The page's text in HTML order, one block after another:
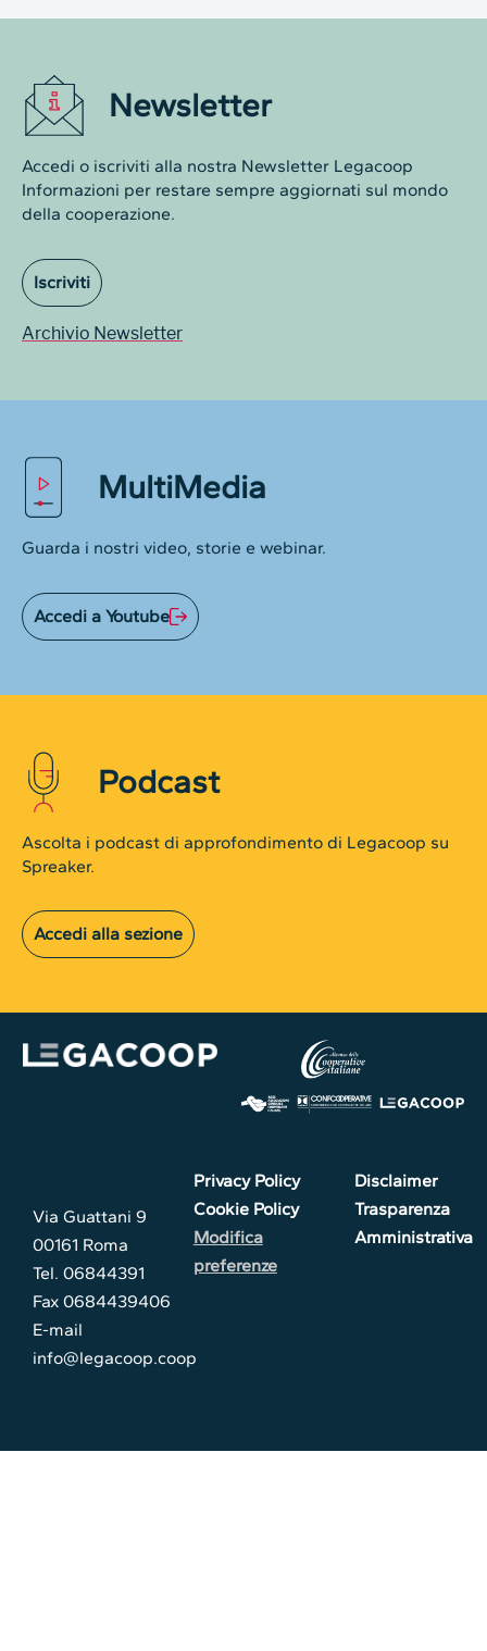
Newsletter
Accedi o iscriviti alla nostra Newsletter Legacoop
Informazioni per restare sempre aggiornati sul mondo
della cooperazione.
Iscriviti
Archivio Newsletter
MultiMedia
Guarda i nostri video, storie e webinar.
Accedi a Youtube
Podcast
Ascolta i podcast di approfondimento di Legacoop su
Spreaker.
Accedi alla sezione
Via Guattani 9
00161 Roma
Tel. 06844391
Fax 0684439406
E-mail
info@legacoop.coop
Privacy Policy
Cookie Policy
Modifica
preferenze
Disclaimer
Trasparenza
Amministrativa